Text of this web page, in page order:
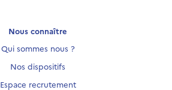
Nous connaître
Qui sommes nous ?
Nos dispositifs
Espace recrutement